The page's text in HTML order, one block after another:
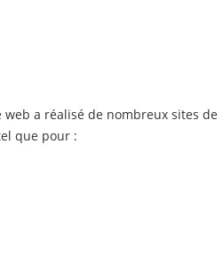
web a réalisé de nombreux sites de
que pour :